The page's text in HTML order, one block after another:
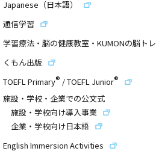
Japanese（日本語）
通信学習
学習療法・脳の健康教室・KUMONの脳トレ
くもん出版
TOEFL Primary® /TOEFL Junior®
施設・学校・企業での公文式
施設・学校向け導入事業
企業・学校向け日本語
English Immersion Activities